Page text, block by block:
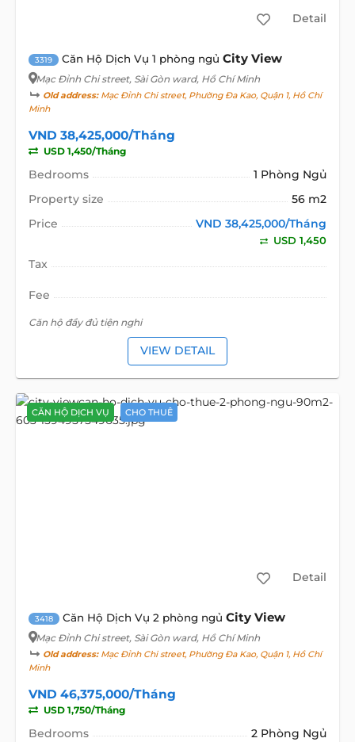
Detail
3319 Căn Hộ Dịch Vụ 1 phòng ngủ City View
Mạc Đỉnh Chi street, Sài Gòn ward, Hồ Chí Minh
Old address:Mạc Đỉnh Chi street, Phường Đa Kao, Quận 1, Hồ Chí
Minh
VND 38,425,000/Tháng
USD 1,450/Tháng
Bedrooms
1 Phòng Ngủ
Property size
56 m2
Price
VND 38,425,000/Tháng
USD 1,450
Tax
Fee
Căn hộ đầy đủ tiện nghi
VIEW DETAIL
CĂN HỘ DỊCH VỤ CHO THUÊ
Detail
3418 Căn Hộ Dịch Vụ 2 phòng ngủ City View
Mạc Đỉnh Chi street, Sài Gòn ward, Hồ Chí Minh
Old address:Mạc Đỉnh Chi street, Phường Đa Kao, Quận 1, Hồ Chí
Minh
VND 46,375,000/Tháng
USD 1,750/Tháng
Bedrooms
2 Phòng Ngủ